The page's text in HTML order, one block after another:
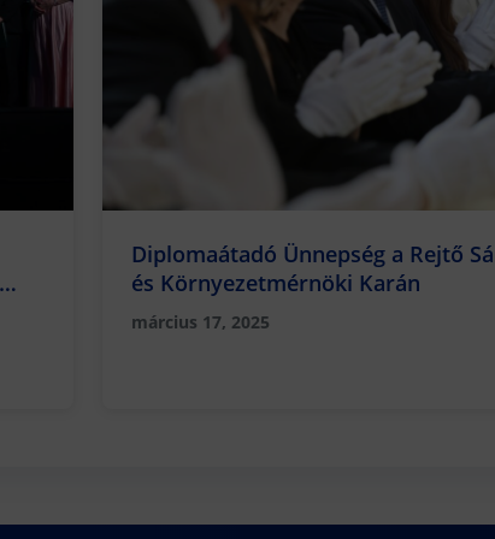
Diplomaátadó Ünnepség a Rejtő
és Környezetmérnöki Karán
március 17, 2025